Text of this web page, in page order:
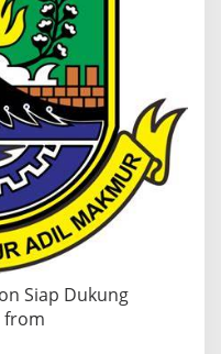
Siap Dukung
from